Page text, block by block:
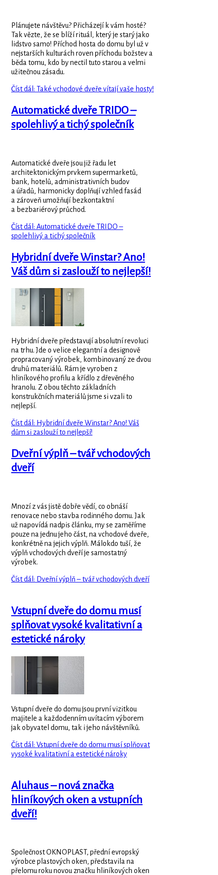
Plánujete návštěvu? Přicházejí k vám hosté?
Tak vězte, že se blíží rituál, který je starý jako
lidstvo samo! Příchod hosta do domu byl už v
nejstarších kulturách roven příchodu božstev a
běda tomu, kdo by nectil tuto starou a velmi
užitečnou zásadu.
Číst dál: Také vchodové dveře vítají vaše hosty!
Automatické dveře TRIDO –
spolehlivý a tichý společník
Automatické dveře jsou již řadu let
architektonickým prvkem supermarketů,
bank, hotelů, administrativních budov
a úřadů, harmonicky doplňují vzhled fasád
a zároveň umožňují bezkontaktní
a bezbariérový průchod.
Číst dál: Automatické dveře TRIDO –
spolehlivý a tichý společník
Hybridní dveře Winstar? Ano!
Váš dům si zaslouží to nejlepší!
Hybridní dveře představují absolutní revoluci
na trhu. Jde o velice elegantní a designově
propracovaný výrobek, kombinovaný ze dvou
druhů materiálů. Rám je vyroben z
hliníkového profilu a křídlo z dřevěného
hranolu. Z obou těchto základních
konstrukčních materiálů jsme si vzali to
nejlepší.
Číst dál: Hybridní dveře Winstar? Ano! Váš
dům si zaslouží to nejlepší!
Dveřní výplň – tvář vchodových
dveří
Mnozí z vás jistě dobře vědí, co obnáší
renovace nebo stavba rodinného domu. Jak
už napovídá nadpis článku, my se zaměříme
pouze na jednu jeho část, na vchodové dveře,
konkrétně na jejich výplň. Málokdo tuší, že
výplň vchodových dveří je samostatný
výrobek.
Číst dál: Dveřní výplň – tvář vchodových dveří
Vstupní dveře do domu musí
splňovat vysoké kvalitativní a
estetické nároky
Vstupní dveře do domu jsou první vizitkou
majitele a každodenním uvítacím výborem
jak obyvatel domu, tak i jeho návštěvníků.
Číst dál: Vstupní dveře do domu musí splňovat
vysoké kvalitativní a estetické nároky
Aluhaus – nová značka
hliníkových oken a vstupních
dveří!
Společnost OKNOPLAST, přední evropský
výrobce plastových oken, představila na
přelomu roku novou značku hliníkových oken